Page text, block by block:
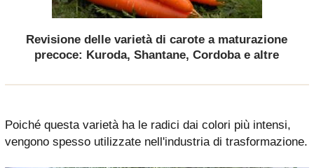
Revisione delle varietà di carote a maturazione
precoce: Kuroda, Shantane, Cordoba e altre
Poiché questa varietà ha le radici dai colori più intensi,
vengono spesso utilizzate nell'industria di trasformazione.